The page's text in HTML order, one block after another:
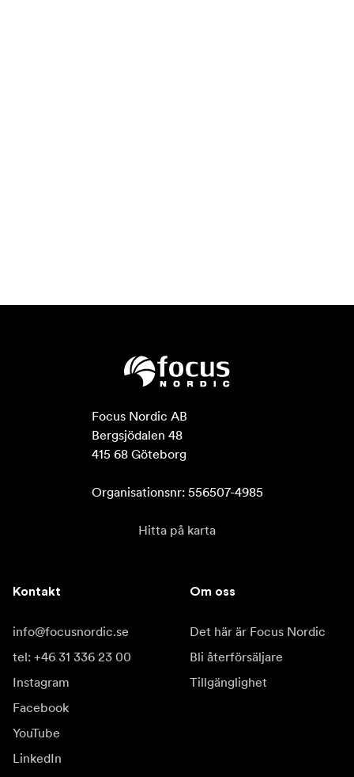
Focus Nordic AB
Bergsjödalen 48
415 68 Göteborg
Organisationsnr: 556507-4985
Hitta på karta
Kontakt
info@focusnordic.se
tel: +46 31 336 23 00
Instagram
Facebook
YouTube
LinkedIn
Om oss
Det här är Focus Nordic
Bli återförsäljare
Tillgänglighet